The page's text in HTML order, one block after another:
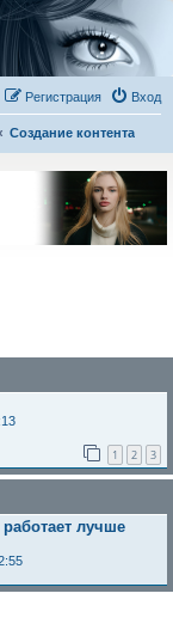
Вход
Регистрация
Создание контента
1 2 3
лучше